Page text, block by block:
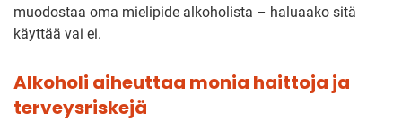
muodostaa oma mielipide alkoholista – haluaako sitä
käyttää vai ei.
Alkoholi aiheuttaa monia haittoja ja
terveysriskejä